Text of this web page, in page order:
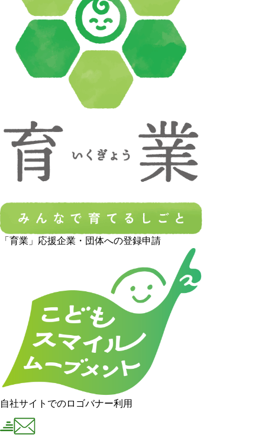
「育業」応援企業・団体への登録申請
自社サイトでのロゴバナー利用